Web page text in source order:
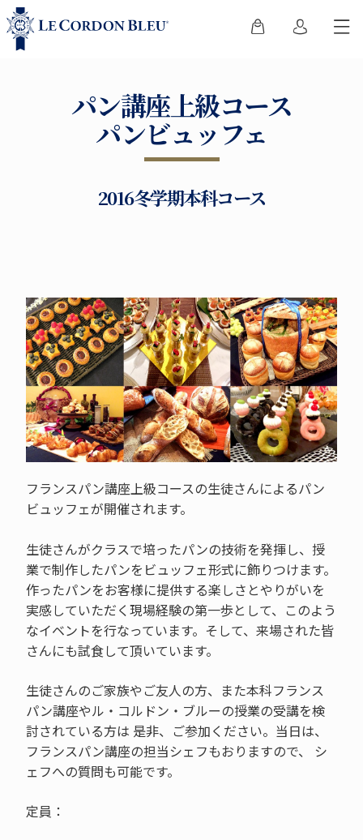
パン講座上級コース
パンビュッフェ
2016冬学期本科コース
フランスパン講座上級コースの生徒さんによるパン
ビュッフェが開催されます。
生徒さんがクラスで培ったパンの技術を発揮し、授
業で制作したパンをビュッフェ形式に飾りつけます。
作ったパンをお客様に提供する楽しさとやりがいを
実感していただく現場経験の第一歩として、このよう
なイベントを行なっています。そして、来場された皆
さんにも試食して頂いています。
生徒さんのご家族やご友人の方、また本科フランス
パン講座やル・コルドン・ブルーの授業の受講を検
討されている方は 是非、ご参加ください。当日は、
フランスパン講座の担当シェフもおりますので、 シ
ェフへの質問も可能です。
定員：